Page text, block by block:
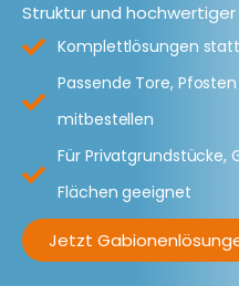
Struktur und hochwertiger
Komplettlösungen
Passende Tore,
mitbestellen
Für Privatgrundstücke,
Flächen geeignet
Jetzt